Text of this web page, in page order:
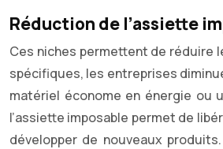
Réduction de l’assiette
Ces niches permettent de réduire
spécifiques, les entreprises
matériel économe en énergie ou
l’assiette imposable permet de
développer de nouveaux